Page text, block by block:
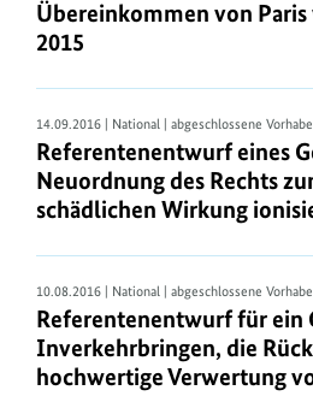
t
s
v
o
r
s
c
h
r
i
f
t
Übereinkommen von
2015
14.09.2016 | National | abgeschlossene
Referentenentwurf eines
Neuordnung des Rechts
schädlichen Wirkung
10.08.2016 | National | abgeschlossene
Referentenentwurf für ein
Inverkehrbringen, die
hochwertige Verwertung